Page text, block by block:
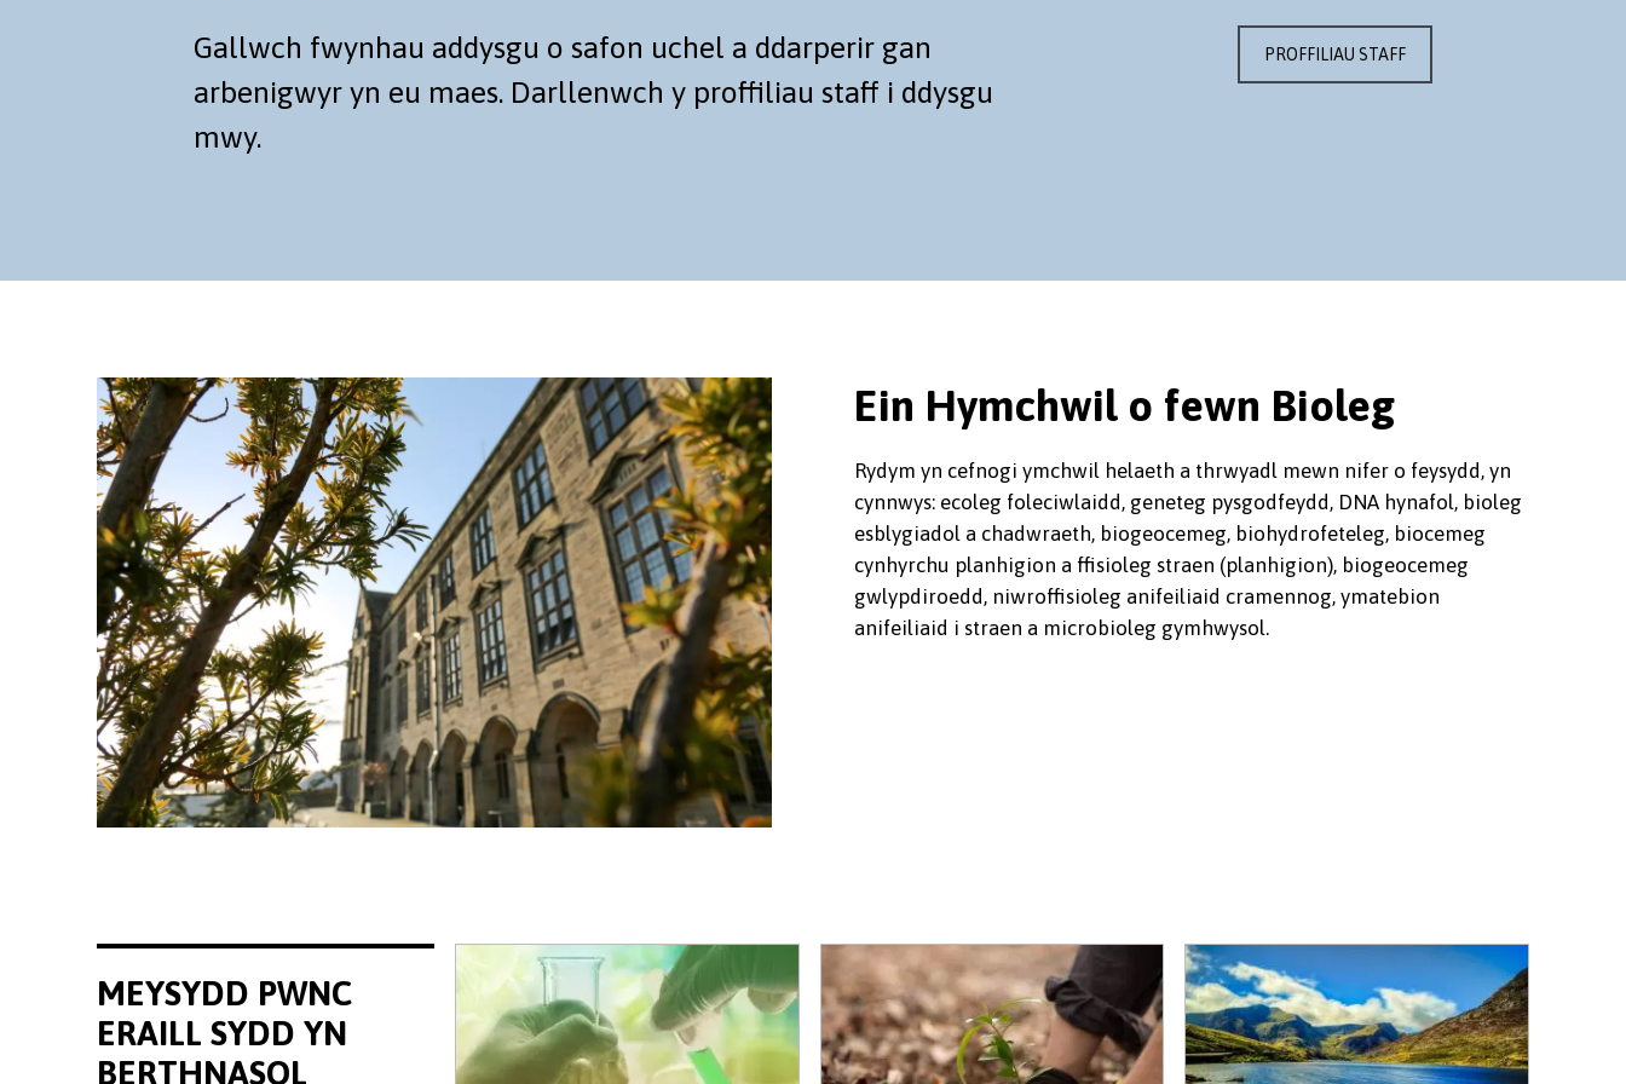
Gallwch fwynhau addysgu o safon uchel a ddarperir gan
arbenigwyr yn eu maes. Darllenwch y proffiliau staff i ddysgu
mwy.
PROFFILIAU STAFF
Ein Hymchwil o fewn Bioleg
Rydym yn cefnogi ymchwil helaeth a thrwyadl mewn nifer o feysydd, yn
cynnwys: ecoleg foleciwlaidd, geneteg pysgodfeydd, DNA hynafol, bioleg
esblygiadol a chadwraeth, biogeocemeg, biohydrofeteleg, biocemeg
cynhyrchu planhigion a ffisioleg straen (planhigion), biogeocemeg
gwlypdiroedd, niwroffisioleg anifeiliaid cramennog, ymatebion
anifeiliaid i straen a microbioleg gymhwysol.
MEYSYDD PWNC
ERAILL SYDD YN
BERTHNASOL